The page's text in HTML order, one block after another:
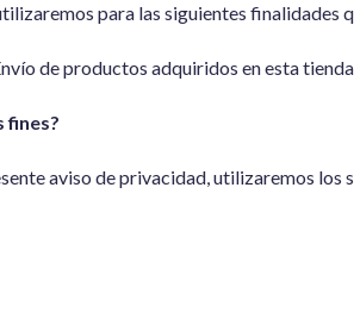
para las siguientes finalidades
de productos adquiridos en esta
fines?
aviso de privacidad, utilizaremos los